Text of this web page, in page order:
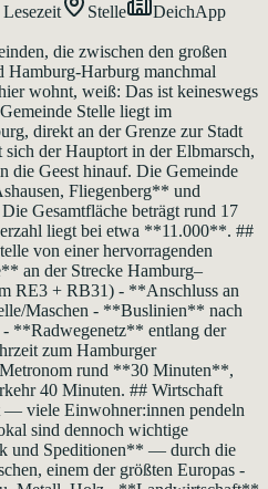
Stelle
DeichApp
die zwischen den großen
Hamburg-Harburg manchmal
wohnt, weiß: Das ist keineswegs
Stelle liegt im
direkt an der Grenze zur Stadt
der Hauptort in der Elbmarsch,
die Geest hinauf. Die Gemeinde
Fliegenberg** und
Gesamtfläche beträgt rund 17
liegt bei etwa **11.000**. ##
von einer hervorragenden
an der Strecke Hamburg–
RE3 + RB31) - **Anschluss an
Maschen - **Buslinien** nach
**Radwegenetz** entlang der
zum Hamburger
rund **30 Minuten**,
40 Minuten. ## Wirtschaft
— viele Einwohner:innen pendeln
sind dennoch wichtige
und Speditionen** — durch die
einem der größten Europas -